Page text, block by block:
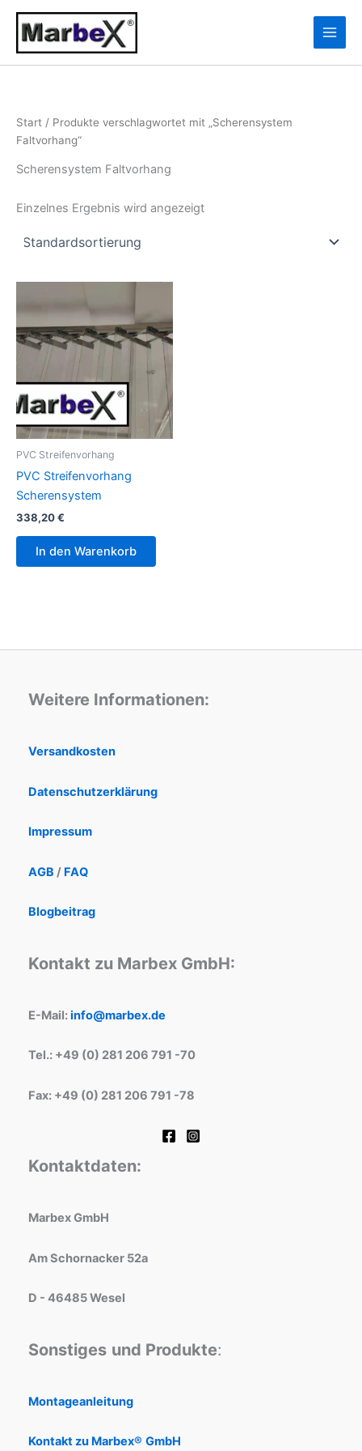
Zum
Inhalt
springen
Start / Produkte verschlagwortet mit „Scherensystem
Faltvorhang“
Scherensystem Faltvorhang
Einzelnes Ergebnis wird angezeigt
PVC Streifenvorhang
PVC Streifenvorhang
Scherensystem
338,20€
In den Warenkorb
Weitere Informationen:
Versandkosten
Datenschutzerklärung
Impressum
AGB / FAQ
Blogbeitrag
Kontakt zu Marbex GmbH:
E-Mail:info@marbex.de
Tel.: +49 (0) 281 206 791 -70
Fax: +49 (0) 281 206 791 -78
Kontaktdaten:
Marbex GmbH
Am Schornacker 52a
D - 46485 Wesel
Sonstiges und Produkte:
Montageanleitung
Kontakt zu Marbex® GmbH